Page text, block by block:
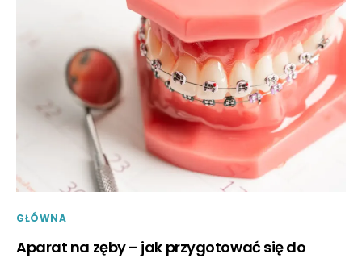
GŁÓWNA
Aparat na zęby – jak przygotować się do